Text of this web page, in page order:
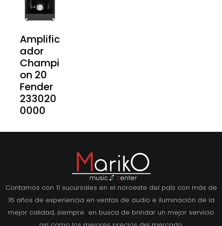
Amplific
ador
Champi
on 20
Fender
233020
0000
Contamos con 11 sucursales en el noroeste del país con más de
16 años de experiencia en ventas de audio e iluminación de la
mejor calidad, siempre en busca de brindar un mejor servicio